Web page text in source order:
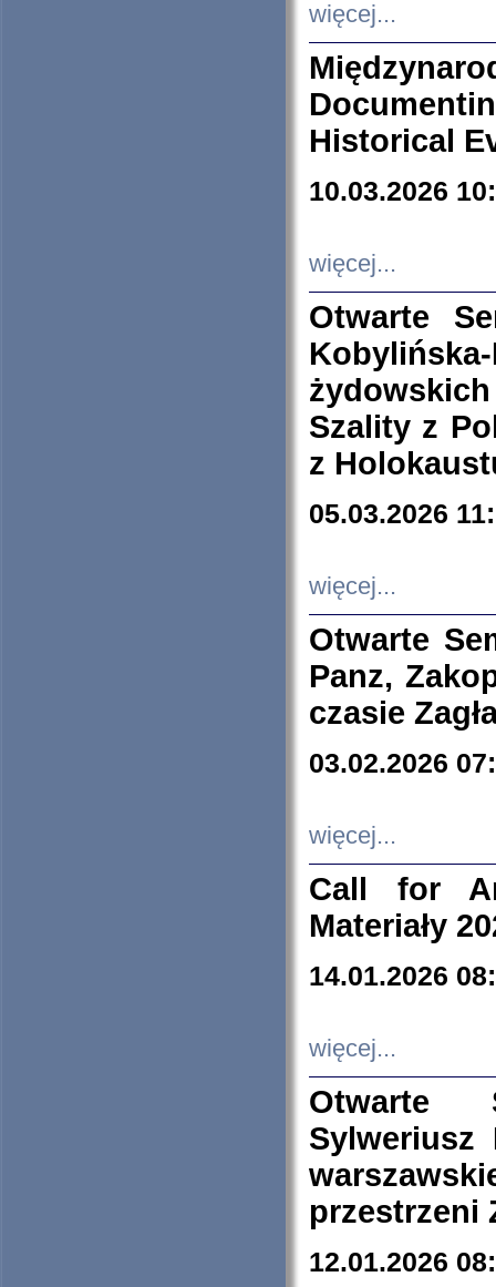
więcej...
Historical
10.03.2026
więcej...
Otwarte
Szality z
z
05.03.2026
więcej...
Otwarte
Panz,
czasie
03.02.2026
więcej...
Call for
Materiały
14.01.2026
więcej...
Otwarte
Sylweriusz
przestrzeni
12.01.2026